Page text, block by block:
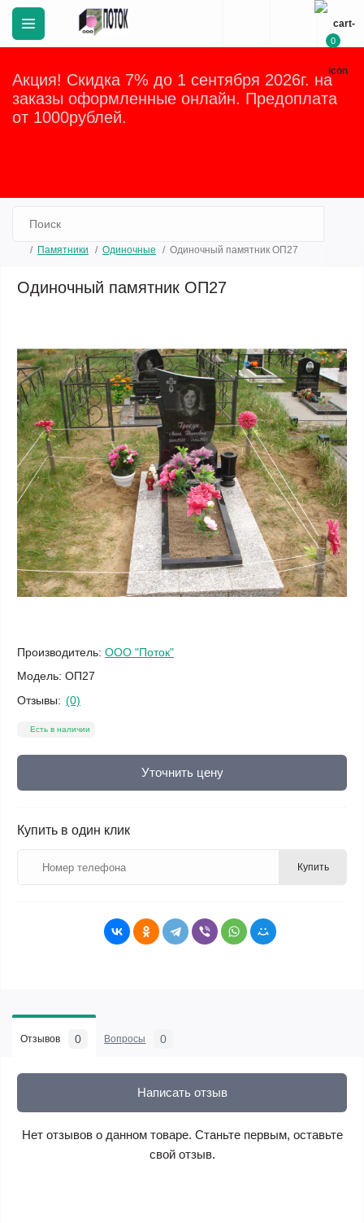
Акция! Скидка 7% до 1 сентября 2026г. на
заказы оформленные онлайн. Предоплата
от 1000рублей.
0
Памятники Одиночные Одиночный памятник ОП27
Одиночный памятник ОП27
Производитель: ООО "Поток"
Модель: ОП27
Отзывы: (0)
Есть в наличии
Уточнить цену
Купить в один клик
Купить
Отзывов 0 Вопросы 0
Написать отзыв
Нет отзывов о данном товаре. Станьте первым, оставьте
свой отзыв.